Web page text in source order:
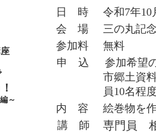
～
日 時
令和7年10
会 場
三の丸記
参加料
無料
申 込
参加希望
市郷土資
員10名程
内 容
絵巻物を
講 師
専門員